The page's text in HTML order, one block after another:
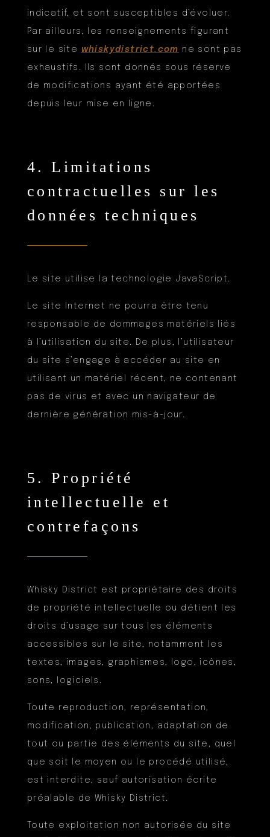
indicatif, et sont susceptibles d’évoluer.
Par ailleurs, les renseignements figurant
sur le site whiskydistrict.com ne sont pas
exhaustifs. Ils sont donnés sous réserve
de modifications ayant été apportées
depuis leur mise en ligne.
4. Limitations
contractuelles sur les
données techniques
Le site utilise la technologie JavaScript.
Le site Internet ne pourra être tenu
responsable de dommages matériels liés
à l’utilisation du site. De plus, l’utilisateur
du site s’engage à accéder au site en
utilisant un matériel récent, ne contenant
pas de virus et avec un navigateur de
dernière génération mis-à-jour.
5. Propriété
intellectuelle et
contrefaçons
Whisky District est propriétaire des droits
de propriété intellectuelle ou détient les
droits d’usage sur tous les éléments
accessibles sur le site, notamment les
textes, images, graphismes, logo, icônes,
sons, logiciels.
Toute reproduction, représentation,
modification, publication, adaptation de
tout ou partie des éléments du site, quel
que soit le moyen ou le procédé utilisé,
est interdite, sauf autorisation écrite
préalable de Whisky District.
Toute exploitation non autorisée du site